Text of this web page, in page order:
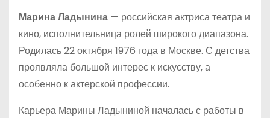
Марина Ладынина — российская актриса театра и
кино, исполнительница ролей широкого диапазона.
Родилась 22 октября 1976 года в Москве. С детства
проявляла большой интерес к искусству, а
особенно к актерской профессии.
Карьера Марины Ладыниной началась с работы в